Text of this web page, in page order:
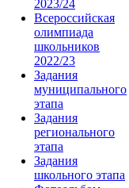
2023/24
Всероссийская
олимпиада
школьников
2022/23
Задания
муниципального
этапа
Задания
регионального
этапа
Задания
школьного этапа